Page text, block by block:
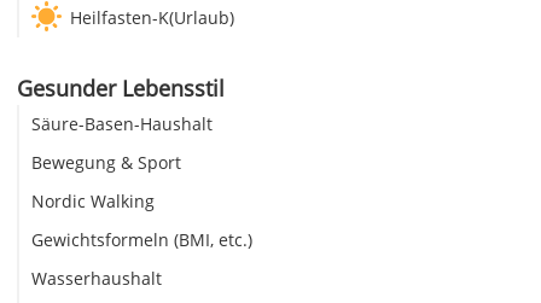
Heilfasten-K(Urlaub)
Gesunder Lebensstil
Säure-Basen-Haushalt
Bewegung & Sport
Nordic Walking
Gewichtsformeln (BMI, etc.)
Wasserhaushalt